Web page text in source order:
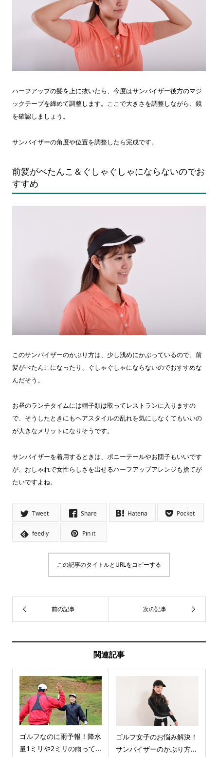
ハーフアップの髪を上に抜いたら、今度はサンバイザー後方のマジ
ックテープを締めて調整します。ここで大きさを調整しながら、鏡
を確認しましょう。
サンバイザーの角度や位置を調整したら完成です。
前髪がぺたんこ＆ぐしゃぐしゃにならないのでお
すすめ
このサンバイザーのかぶり方は、少し浅めにかぶっているので、前
髪がぺたんこになったり、ぐしゃぐしゃにならないのでおすすめな
んだそう。
お昼のランチタイムには帽子類は取ってレストランに入りますの
で、そうしたときにもヘアスタイルの乱れを気にしなくてもいいの
が大きなメリットになりそうです。
サンバイザーを着用するときは、ポニーテールやお団子もいいです
が、おしゃれで女性らしさを出せるハーフアップアレンジも捨てが
たいですよね。
Tweet Share Hatena Pocket
feedly Pin it
この記事のタイトルとURLをコピーする
関連記事
ゴルフなのに雨予報！降水
量1ミリや2ミリの雨って...
ゴルフ女子のお悩み解決！
サンバイザーのかぶり方...